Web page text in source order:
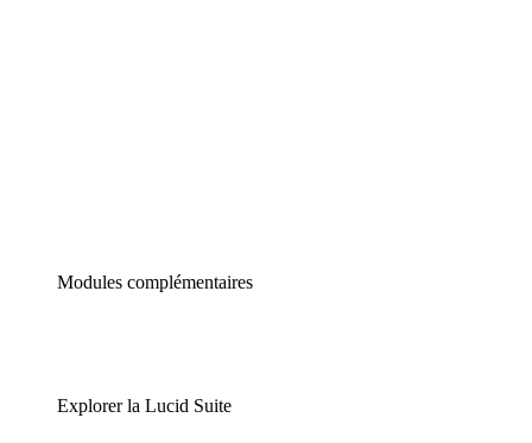
Modules complémentaires
Explorer la Lucid Suite